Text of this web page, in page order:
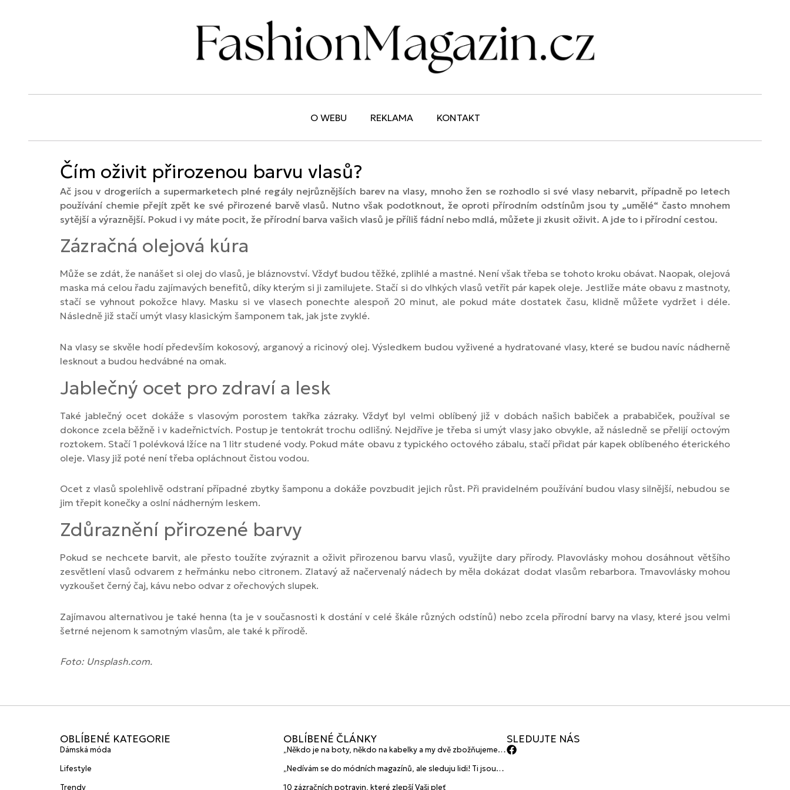
O WEBU REKLAMA KONTAKT
Čím oživit přirozenou barvu vlasů?
Ač jsou v drogeriích a supermarketech plné regály nejrůznějších barev na vlasy, mnoho žen se rozhodlo si své vlasy nebarvit, případně po letech
používání chemie přejít zpět ke své přirozené barvě vlasů. Nutno však podotknout, že oproti přírodním odstínům jsou ty „umělé“ často mnohem
sytější a výraznější. Pokud i vy máte pocit, že přírodní barva vašich vlasů je příliš fádní nebo mdlá, můžete ji zkusit oživit. A jde to i přírodní cestou.
Zázračná olejová kúra
Může se zdát, že nanášet si olej do vlasů, je bláznovství. Vždyť budou těžké, zplihlé a mastné. Není však třeba se tohoto kroku obávat. Naopak, olejová
maska má celou řadu zajímavých benefitů, díky kterým si ji zamilujete. Stačí si do vlhkých vlasů vetřít pár kapek oleje. Jestliže máte obavu z mastnoty,
stačí se vyhnout pokožce hlavy. Masku si ve vlasech ponechte alespoň 20 minut, ale pokud máte dostatek času, klidně můžete vydržet i déle.
Následně již stačí umýt vlasy klasickým šamponem tak, jak jste zvyklé.
Na vlasy se skvěle hodí především kokosový, arganový a ricinový olej. Výsledkem budou vyživené a hydratované vlasy, které se budou navíc nádherně
lesknout a budou hedvábné na omak.
Jablečný ocet pro zdraví a lesk
Také jablečný ocet dokáže s vlasovým porostem takřka zázraky. Vždyť byl velmi oblíbený již v dobách našich babiček a prababiček, používal se
dokonce zcela běžně i v kadeřnictvích. Postup je tentokrát trochu odlišný. Nejdříve je třeba si umýt vlasy jako obvykle, až následně se přelijí octovým
roztokem. Stačí 1 polévková lžíce na 1 litr studené vody. Pokud máte obavu z typického octového zábalu, stačí přidat pár kapek oblíbeného éterického
oleje. Vlasy již poté není třeba opláchnout čistou vodou.
Ocet z vlasů spolehlivě odstraní případné zbytky šamponu a dokáže povzbudit jejich růst. Při pravidelném používání budou vlasy silnější, nebudou se
jim třepit konečky a oslní nádherným leskem.
Zdůraznění přirozené barvy
Pokud se nechcete barvit, ale přesto toužíte zvýraznit a oživit přirozenou barvu vlasů, využijte dary přírody. Plavovlásky mohou dosáhnout většího
zesvětlení vlasů odvarem z heřmánku nebo citronem. Zlatavý až načervenalý nádech by měla dokázat dodat vlasům rebarbora. Tmavovlásky mohou
vyzkoušet černý čaj, kávu nebo odvar z ořechových slupek.
Zajímavou alternativou je také henna (ta je v současnosti k dostání v celé škále různých odstínů) nebo zcela přírodní barvy na vlasy, které jsou velmi
šetrné nejenom k samotným vlasům, ale také k přírodě.
Foto: Unsplash.com.
OBLÍBENÉ KATEGORIE
Dámská móda
Lifestyle
Trendy
OBLÍBENÉ ČLÁNKY
„Někdo je na boty, někdo na kabelky a my dvě zbožňujeme
značky HANAJANA Swimwear
„Nedívám se do módních magazínů, ale sleduju lidi! Ti jsou
10 zázračních potravin, které zlepší Vaši pleť
SLEDUJTE NÁS